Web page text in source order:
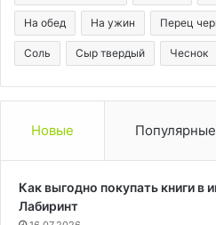
На обед На ужин Перец
Соль Сыр твердый Чеснок
Новые Популярные
Как выгодно покупать книги в
Лабиринт